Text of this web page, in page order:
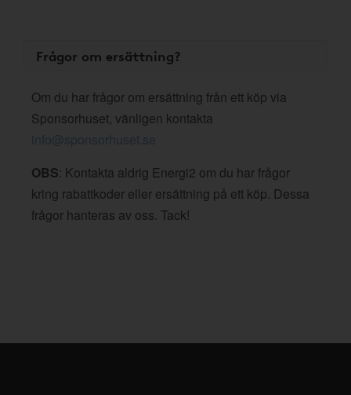
Frågor om ersättning?
Om du har frågor om ersättning från ett köp via
Sponsorhuset, vänligen kontakta
info@sponsorhuset.se
OBS: Kontakta aldrig Energi2 om du har frågor
kring rabattkoder eller ersättning på ett köp. Dessa
frågor hanteras av oss. Tack!